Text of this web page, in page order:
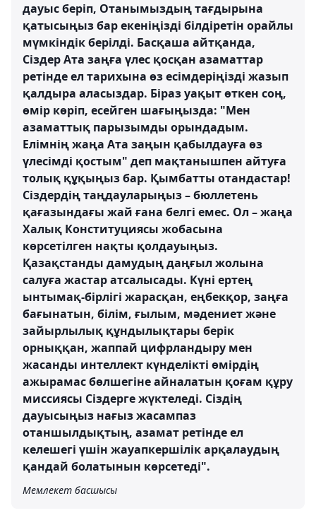
дауыс беріп, Отанымыздың тағдырына
қатысыңыз бар екеніңізді білдіретін орайлы
мүмкіндік берілді. Басқаша айтқанда,
Сіздер Ата заңға үлес қосқан азаматтар
ретінде ел тарихына өз есімдеріңізді жазып
қалдыра аласыздар. Біраз уақыт өткен соң,
өмір көріп, есейген шағыңызда: "Мен
азаматтық парызымды орындадым.
Елімнің жаңа Ата заңын қабылдауға өз
үлесімді қостым" деп мақтанышпен айтуға
толық құқыңыз бар. Қымбатты отандастар!
Сіздердің таңдауларыңыз – бюллетень
қағазындағы жай ғана белгі емес. Ол – жаңа
Халық Конституциясы жобасына
көрсетілген нақты қолдауыңыз.
Қазақстанды дамудың даңғыл жолына
салуға жастар атсалысады. Күні ертең
ынтымақ-бірлігі жарасқан, еңбекқор, заңға
бағынатын, білім, ғылым, мәдениет және
зайырлылық құндылықтары берік
орныққан, жаппай цифрландыру мен
жасанды интеллект күнделікті өмірдің
ажырамас бөлшегіне айналатын қоғам құру
миссиясы Сіздерге жүктеледі. Сіздің
дауысыңыз нағыз жасампаз
отаншылдықтың, азамат ретінде ел
келешегі үшін жауапкершілік арқалаудың
қандай болатынын көрсетеді".
Мемлекет басшысы